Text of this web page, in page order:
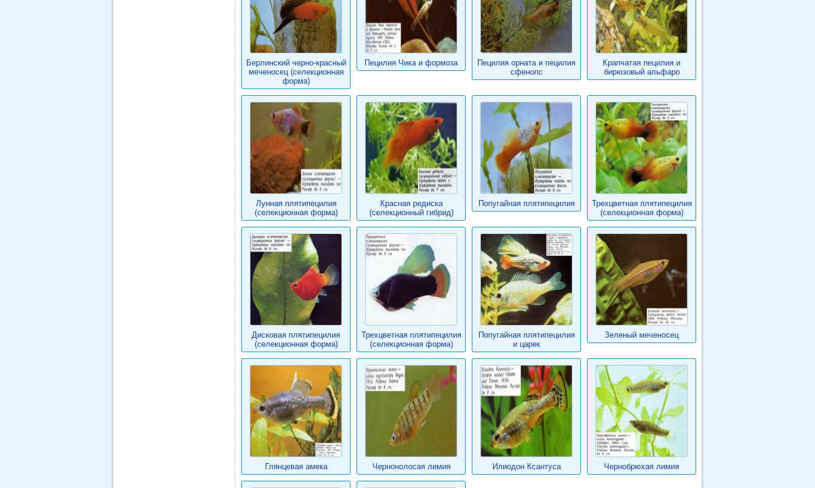
Берлинский черно-красный
меченосец (селекционная
форма)
Пецилия Чика и формоза
Пецилия орната и пецилия
сфенопс
Крапчатая пецилия и
бирюзовый альфаро
Лунная плятипецилия
(селекционная форма)
Красная редиска
(селекционный гибрид)
Попугайная плятипецилия
Трехцветная плятипецилия
(селекционная форма)
Дисковая плятипецилия
(селекционная форма)
Трехцветная плятипецилия
(селекционная форма)
Попугайная плятипецилия
и царек
Зеленый меченосец
Глянцевая амека Чернонолосая лимия Илиодон Ксантуса Чернобрюхая лимия